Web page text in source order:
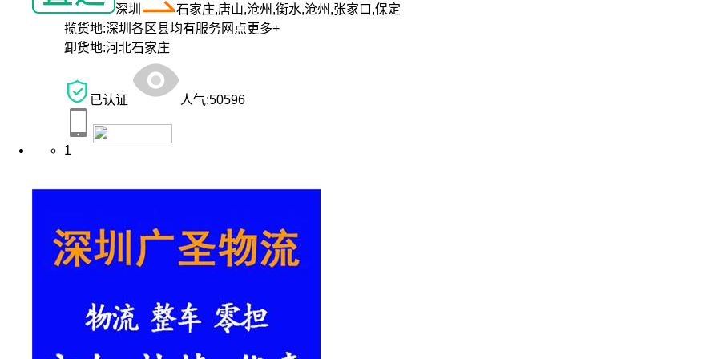
深圳
石家庄,唐山,沧州,衡水,沧州,张家口,保定
揽货地:深圳各区县均有服务网点更多+
卸货地:河北石家庄
已认证 人气:50596
1